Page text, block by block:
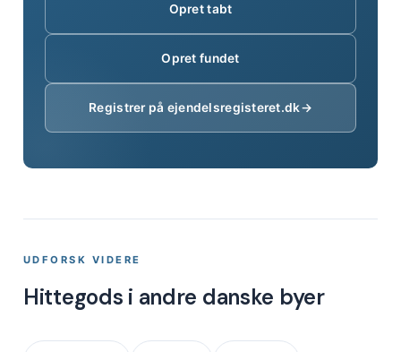
Opret tabt
Opret fundet
Registrer på ejendelsregisteret.dk
UDFORSK VIDERE
Hittegods i andre danske byer